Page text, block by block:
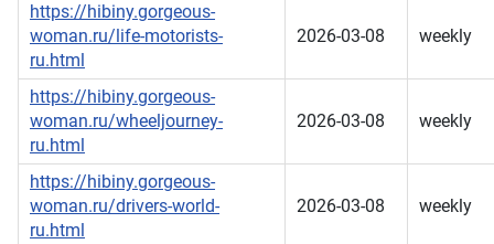
https://hibiny.gorgeous-
woman.ru/life-motorists-
ru.html
2026-03-08 weekly
https://hibiny.gorgeous-
woman.ru/wheeljourney-
ru.html
2026-03-08 weekly
https://hibiny.gorgeous-
woman.ru/drivers-world-
ru.html
2026-03-08 weekly